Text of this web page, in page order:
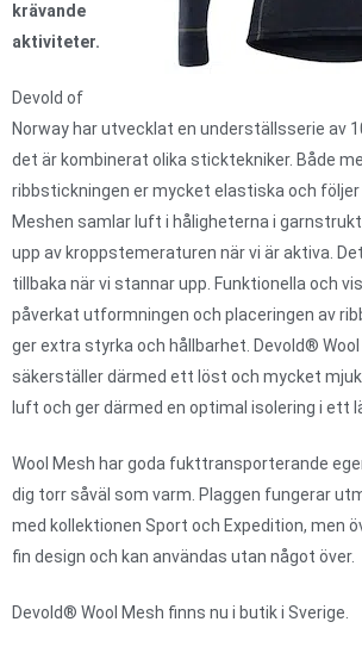
krävande
aktiviteter.
Devold of
Norway har utvecklat en underställsserie av
det är kombinerat olika sticktekniker. Både
ribbstickningen er mycket elastiska och följer
Meshen samlar luft i håligheterna i
upp av kroppstemeraturen när vi är aktiva.
tillbaka när vi stannar upp. Funktionella och
påverkat utformningen och placeringen av
ger extra styrka och hållbarhet. Devold®
säkerställer därmed ett löst och mycket
luft och ger därmed en optimal isolering i ett
Wool Mesh har goda fukttransporterande
dig torr såväl som varm. Plaggen fungerar
med kollektionen Sport och Expedition, men
fin design och kan användas utan något över.
Devold® Wool Mesh finns nu i butik i Sverige.